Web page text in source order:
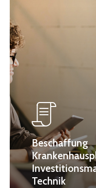
Beschaffung
Technik